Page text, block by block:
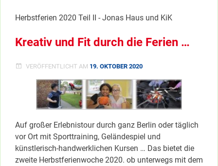
Herbstferien 2020 Teil II - Jonas Haus und KiK
Kreativ und Fit durch die Ferien …
VERÖFFENTLICHT AM 19. OKTOBER 2020
Auf großer Erlebnistour durch ganz Berlin oder täglich
vor Ort mit Sporttraining, Geländespiel und
künstlerisch-handwerklichen Kursen … Das bietet die
zweite Herbstferienwoche 2020. ob unterwegs mit dem